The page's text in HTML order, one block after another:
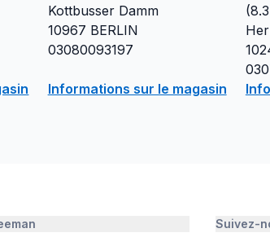
Kottbusser Damm
10967 BERLIN
03080093197
Informations sur le magasin
(8.3
Suivez-